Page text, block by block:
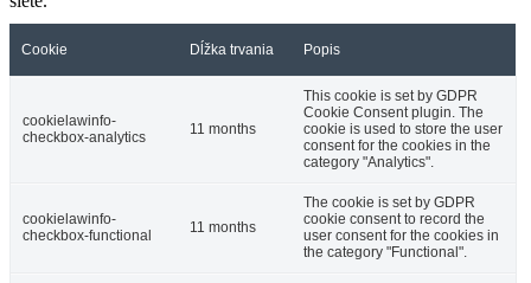
Cookie Dĺžka trvania Popis
cookielawinfo-
checkbox-analytics
11 months
This cookie is set by GDPR
Cookie Consent plugin. The
cookie is used to store the user
consent for the cookies in the
category "Analytics".
cookielawinfo-
checkbox-functional
11 months
The cookie is set by GDPR
cookie consent to record the
user consent for the cookies in
the category "Functional".